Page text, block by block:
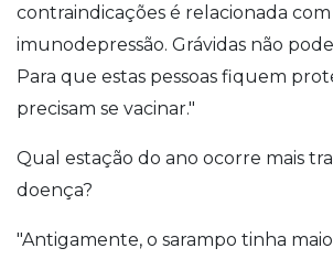
contraindicações é relacionada com
imunodepressão. Grávidas não
Para que estas pessoas fiquem
precisam se vacinar."
Qual estação do ano ocorre mais
doença?
"Antigamente, o sarampo tinha